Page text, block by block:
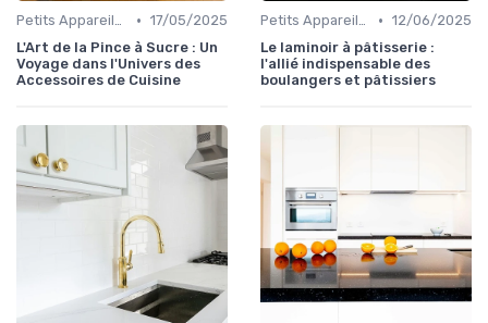
Petits Appareils (Grille-pain, Bouilloires, etc.) • 17/05/2025
L'Art de la Pince à Sucre : Un
Voyage dans l'Univers des
Accessoires de Cuisine
Petits Appareils (Grille-pain, Bouilloires, etc.) • 12/06/2025
Le laminoir à pâtisserie :
l'allié indispensable des
boulangers et pâtissiers